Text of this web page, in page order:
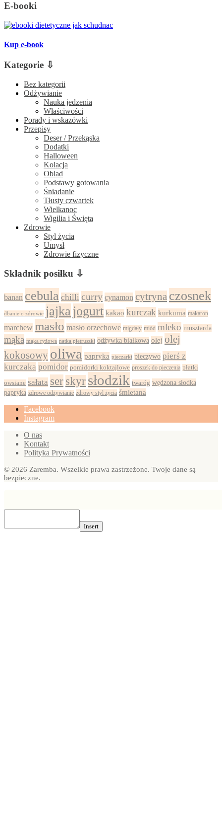
E-booki
Kup e-book
Kategorie ⇩
Bez kategorii
Odżywianie
Nauka jedzenia
Właściwości
Porady i wskazówki
Przepisy
Deser / Przekąska
Dodatki
Halloween
Kolacja
Obiad
Podstawy gotowania
Śniadanie
Tłusty czwartek
Wielkanoc
Wigilia i Święta
Zdrowie
Styl życia
Umysł
Zdrowie fizyczne
Składnik posiłku ⇩
banan cebula chilli curry cynamon cytryna czosnek
dbanie o zdrowie jajka jogurt kakao kurczak kurkuma makaron
marchew masło masło orzechowe migdały miód mleko musztarda
mąka mąka ryżowa natka pietruszki odżywka białkowa olej olej
kokosowy oliwa papryka pieczarki pieczywo pierś z
kurczaka pomidor pomidorki koktajlowe proszek do pieczenia płatki
owsiane sałata ser skyr słodzik twaróg wędzona słodka
papryka zdrowe odżywianie zdrowy styl życia śmietana
Facebook
Instagram
O nas
Kontakt
Polityka Prywatności
© 2026 Zaremba. Wszelkie prawa zastrzeżone. Twoje dane są
bezpieczne.
Insert